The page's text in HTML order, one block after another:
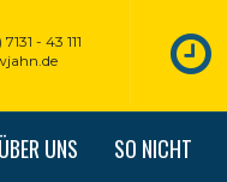
- 43 111
ÜBER UNS SO NICHT